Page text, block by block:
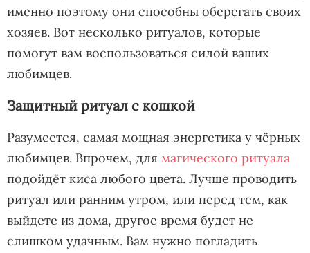
именно поэтому они способны оберегать своих
хозяев. Вот несколько ритуалов, которые
помогут вам воспользоваться силой ваших
любимцев.
Защитный ритуал с кошкой
Разумеется, самая мощная энергетика у чёрных
любимцев. Впрочем, для магического ритуала
подойдёт киса любого цвета. Лучше проводить
ритуал или ранним утром, или перед тем, как
выйдете из дома, другое время будет не
слишком удачным. Вам нужно погладить